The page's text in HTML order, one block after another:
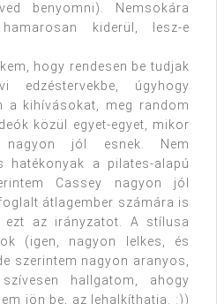
benyomni). Nemsokára
kiderül, lesz-e
hogy rendesen be tudjak
edzéstervekbe, úgyhogy
a kihívásokat, meg random
közül egyet-egyet, mikor
jól esnek. Nem
hatékonyak a pilates-alapú
Cassey nagyon jól
átlagember számára is
ezt az irányzatot. A stílusa
(igen, nagyon lelkes, és
szerintem nagyon aranyos,
hallgatom, ahogy
jön be, az lehalkíthatja. :))